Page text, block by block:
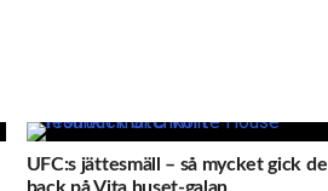
UFC:s jättesmäll – så mycket gick de